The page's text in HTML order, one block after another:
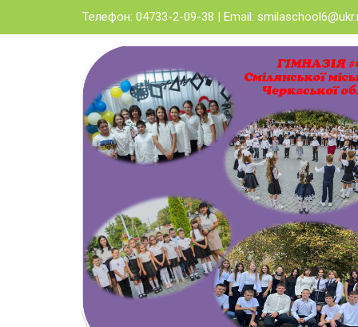
to
Телефон: 04733-2-09-38 | Email: